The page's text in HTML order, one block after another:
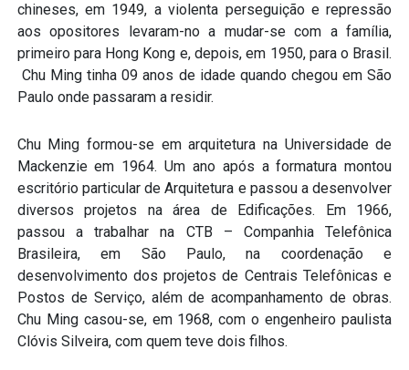
chineses, em 1949, a violenta perseguição e repressão
aos opositores levaram-no a mudar-se com a família,
primeiro para Hong Kong e, depois, em 1950, para o Brasil.
Chu Ming tinha 09 anos de idade quando chegou em São
Paulo onde passaram a residir.
Chu Ming formou-se em arquitetura na Universidade de
Mackenzie em 1964. Um ano após a formatura montou
escritório particular de Arquitetura e passou a desenvolver
diversos projetos na área de Edificações. Em 1966,
passou a trabalhar na CTB – Companhia Telefônica
Brasileira, em São Paulo, na coordenação e
desenvolvimento dos projetos de Centrais Telefônicas e
Postos de Serviço, além de acompanhamento de obras.
Chu Ming casou-se, em 1968, com o engenheiro paulista
Clóvis Silveira, com quem teve dois filhos.